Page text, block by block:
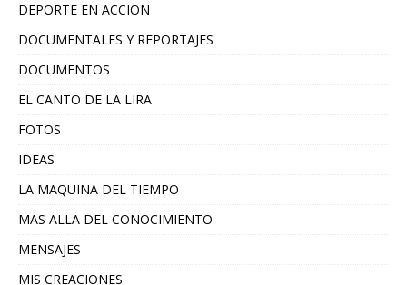
DEPORTE EN ACCION
DOCUMENTALES Y REPORTAJES
DOCUMENTOS
EL CANTO DE LA LIRA
FOTOS
IDEAS
LA MAQUINA DEL TIEMPO
MAS ALLA DEL CONOCIMIENTO
MENSAJES
MIS CREACIONES